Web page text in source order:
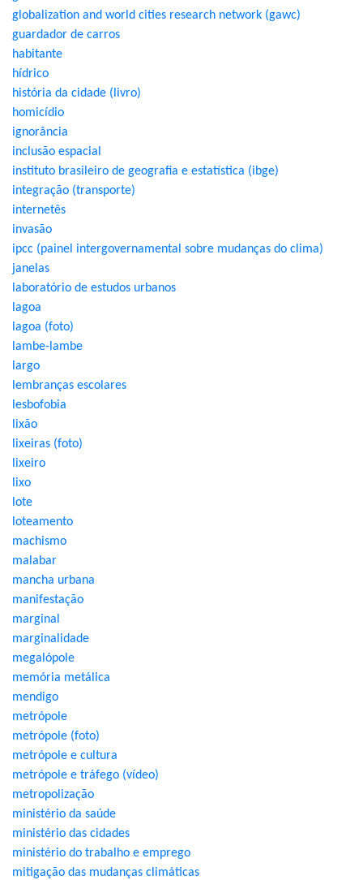
globalization and world cities research network (gawc)
guardador de carros
habitante
hídrico
história da cidade (livro)
homicídio
ignorância
inclusão espacial
instituto brasileiro de geografia e estatística (ibge)
integração (transporte)
internetês
invasão
ipcc (painel intergovernamental sobre mudanças do clima)
janelas
laboratório de estudos urbanos
lagoa
lagoa (foto)
lambe-lambe
largo
lembranças escolares
lesbofobia
lixão
lixeiras (foto)
lixeiro
lixo
lote
loteamento
machismo
malabar
mancha urbana
manifestação
marginal
marginalidade
megalópole
memória metálica
mendigo
metrópole
metrópole (foto)
metrópole e cultura
metrópole e tráfego (vídeo)
metropolização
ministério da saúde
ministério das cidades
ministério do trabalho e emprego
mitigação das mudanças climáticas